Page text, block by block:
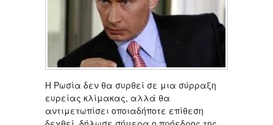
Η Ρωσία δεν θα συρθεί σε μια σύρραξη
ευρείας κλίμακας, αλλά θα
αντιμετωπίσει οποιαδήποτε επίθεση